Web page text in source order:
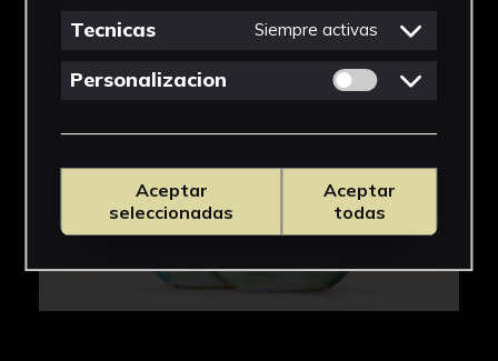
Tecnicas Siempre activas
Personalizacion Permitir cookies
Aceptar
seleccionadas
Aceptar
todas